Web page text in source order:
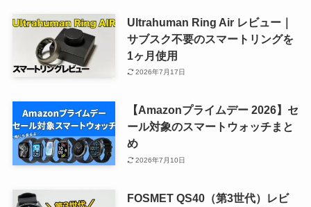
Ultrahuman Ring Air レビュー｜
サブスク不要のスマートリングを
1ヶ月使用
2026年7月17日
【Amazonプライムデー 2026】セ
ール対象のスマートウォッチまと
め
2026年7月10日
FOSMET QS40（第3世代）レビ